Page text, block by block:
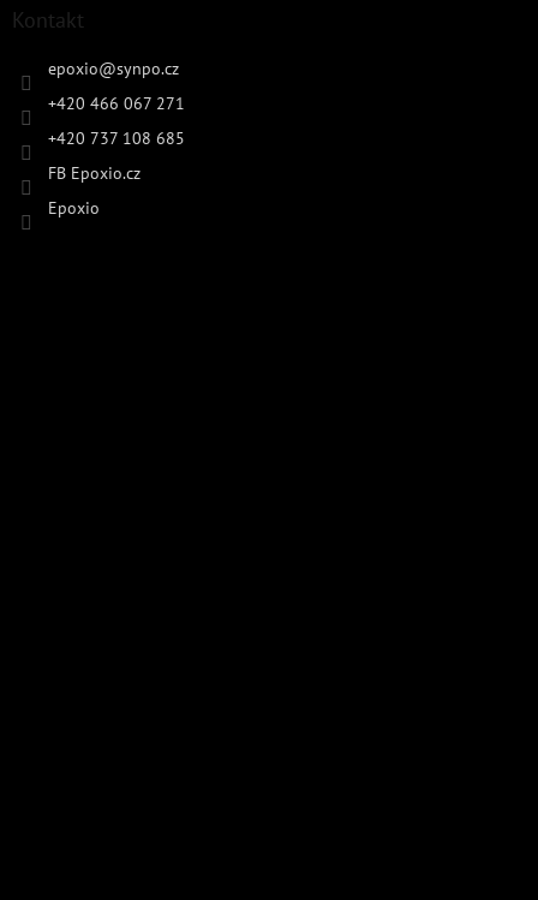
Kontakt
epoxio@synpo.cz
+420 466 067 271
+420 737 108 685
FB Epoxio.cz
Epoxio